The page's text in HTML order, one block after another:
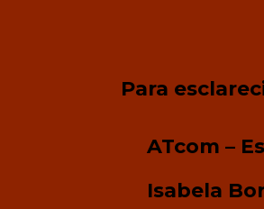
Para
ATcom –
Isabela